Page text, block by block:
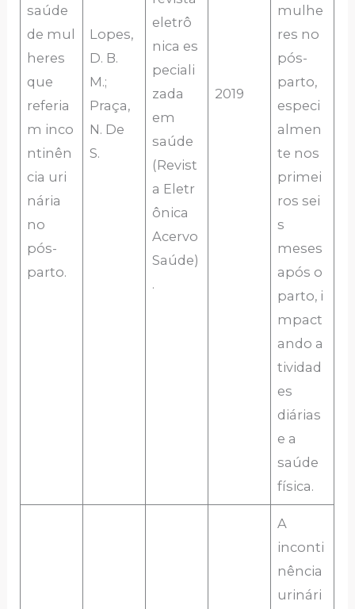
saúde
de mul
heres
que
referia
m inco
ntinên
cia uri
nária
no
pós-
parto.
Lopes,
D. B.
M.;
Praça,
N. De
S.
eletrô
nica es
peciali
zada
em
saúde
(Revist
a Eletr
ônica
Acervo
Saúde)
.
2019
mulhe
res no
pós-
parto,
especi
almen
te nos
primei
ros sei
s
meses
após o
parto, i
mpact
ando a
tividad
es
diárias
e a
saúde
física.
A
inconti
nência
urinári